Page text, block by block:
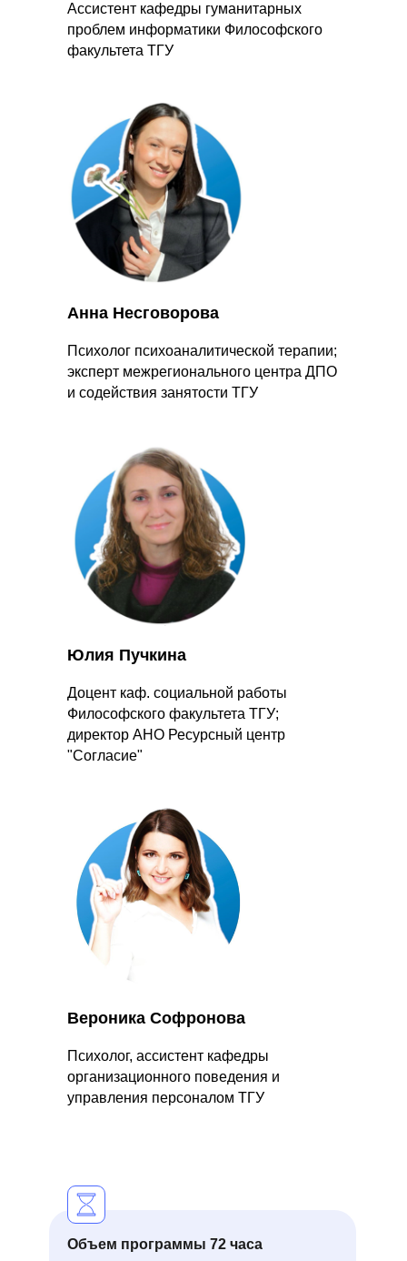
Ассистент кафедры гуманитарных
проблем информатики Философского
факультета ТГУ
Анна Несговорова
Психолог психоаналитической терапии;
эксперт межрегионального центра ДПО
и содействия занятости ТГУ
Юлия Пучкина
Доцент каф. социальной работы
Философского факультета ТГУ;
директор АНО Ресурсный центр
"Согласие"
Вероника Софронова
Психолог, ассистент кафедры
организационного поведения и
управления персоналом ТГУ
Объем программы 72 часа